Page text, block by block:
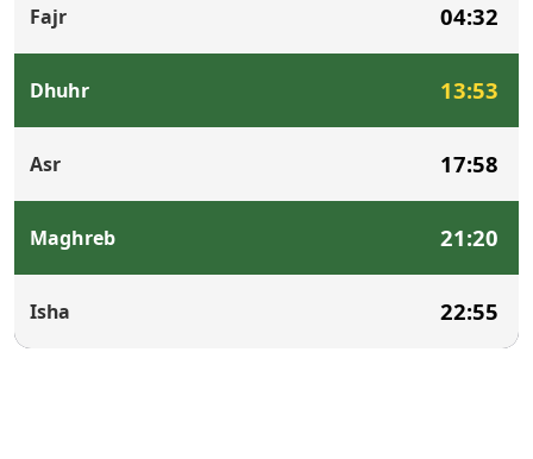
Fajr 04:32
Dhuhr 13:53
Asr 17:58
Maghreb 21:20
Isha 22:55